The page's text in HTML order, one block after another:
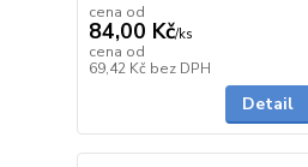
cena od
84,00 Kč/ks
cena od
69,42 Kč bez DPH
Detail